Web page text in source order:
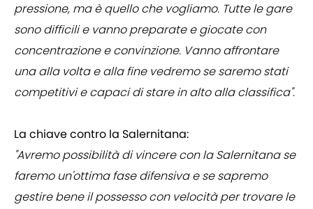
pressione, ma è quello che vogliamo. Tutte le gare
sono difficili e vanno preparate e giocate con
concentrazione e convinzione. Vanno affrontare
una alla volta e alla fine vedremo se saremo stati
competitivi e capaci di stare in alto alla classifica".
La chiave contro la Salernitana:
"Avremo possibilità di vincere con la Salernitana se
faremo un'ottima fase difensiva e se sapremo
gestire bene il possesso con velocità per trovare le